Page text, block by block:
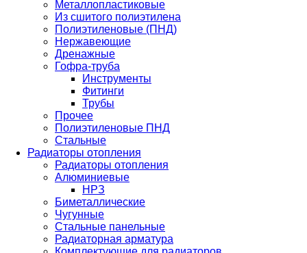
Металлопластиковые
Из сшитого полиэтилена
Полиэтиленовые (ПНД)
Нержавеющие
Дренажные
Гофра-труба
Инструменты
Фитинги
Трубы
Прочее
Полиэтиленовые ПНД
Стальные
Радиаторы отопления
Радиаторы отопления
Алюминиевые
НРЗ
Биметаллические
Чугунные
Стальные панельные
Радиаторная арматура